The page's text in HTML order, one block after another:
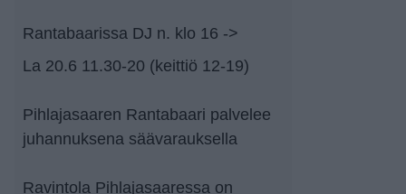
Rantabaarissa DJ n. klo 16 ->
La 20.6 11.30-20 (keittiö 12-19)
Pihlajasaaren Rantabaari palvelee
juhannuksena säävarauksella
Ravintola Pihlajasaaressa on